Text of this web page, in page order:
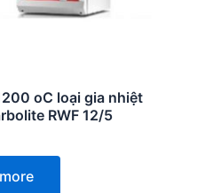
oC loại gia nhiệt
RWF 12/5